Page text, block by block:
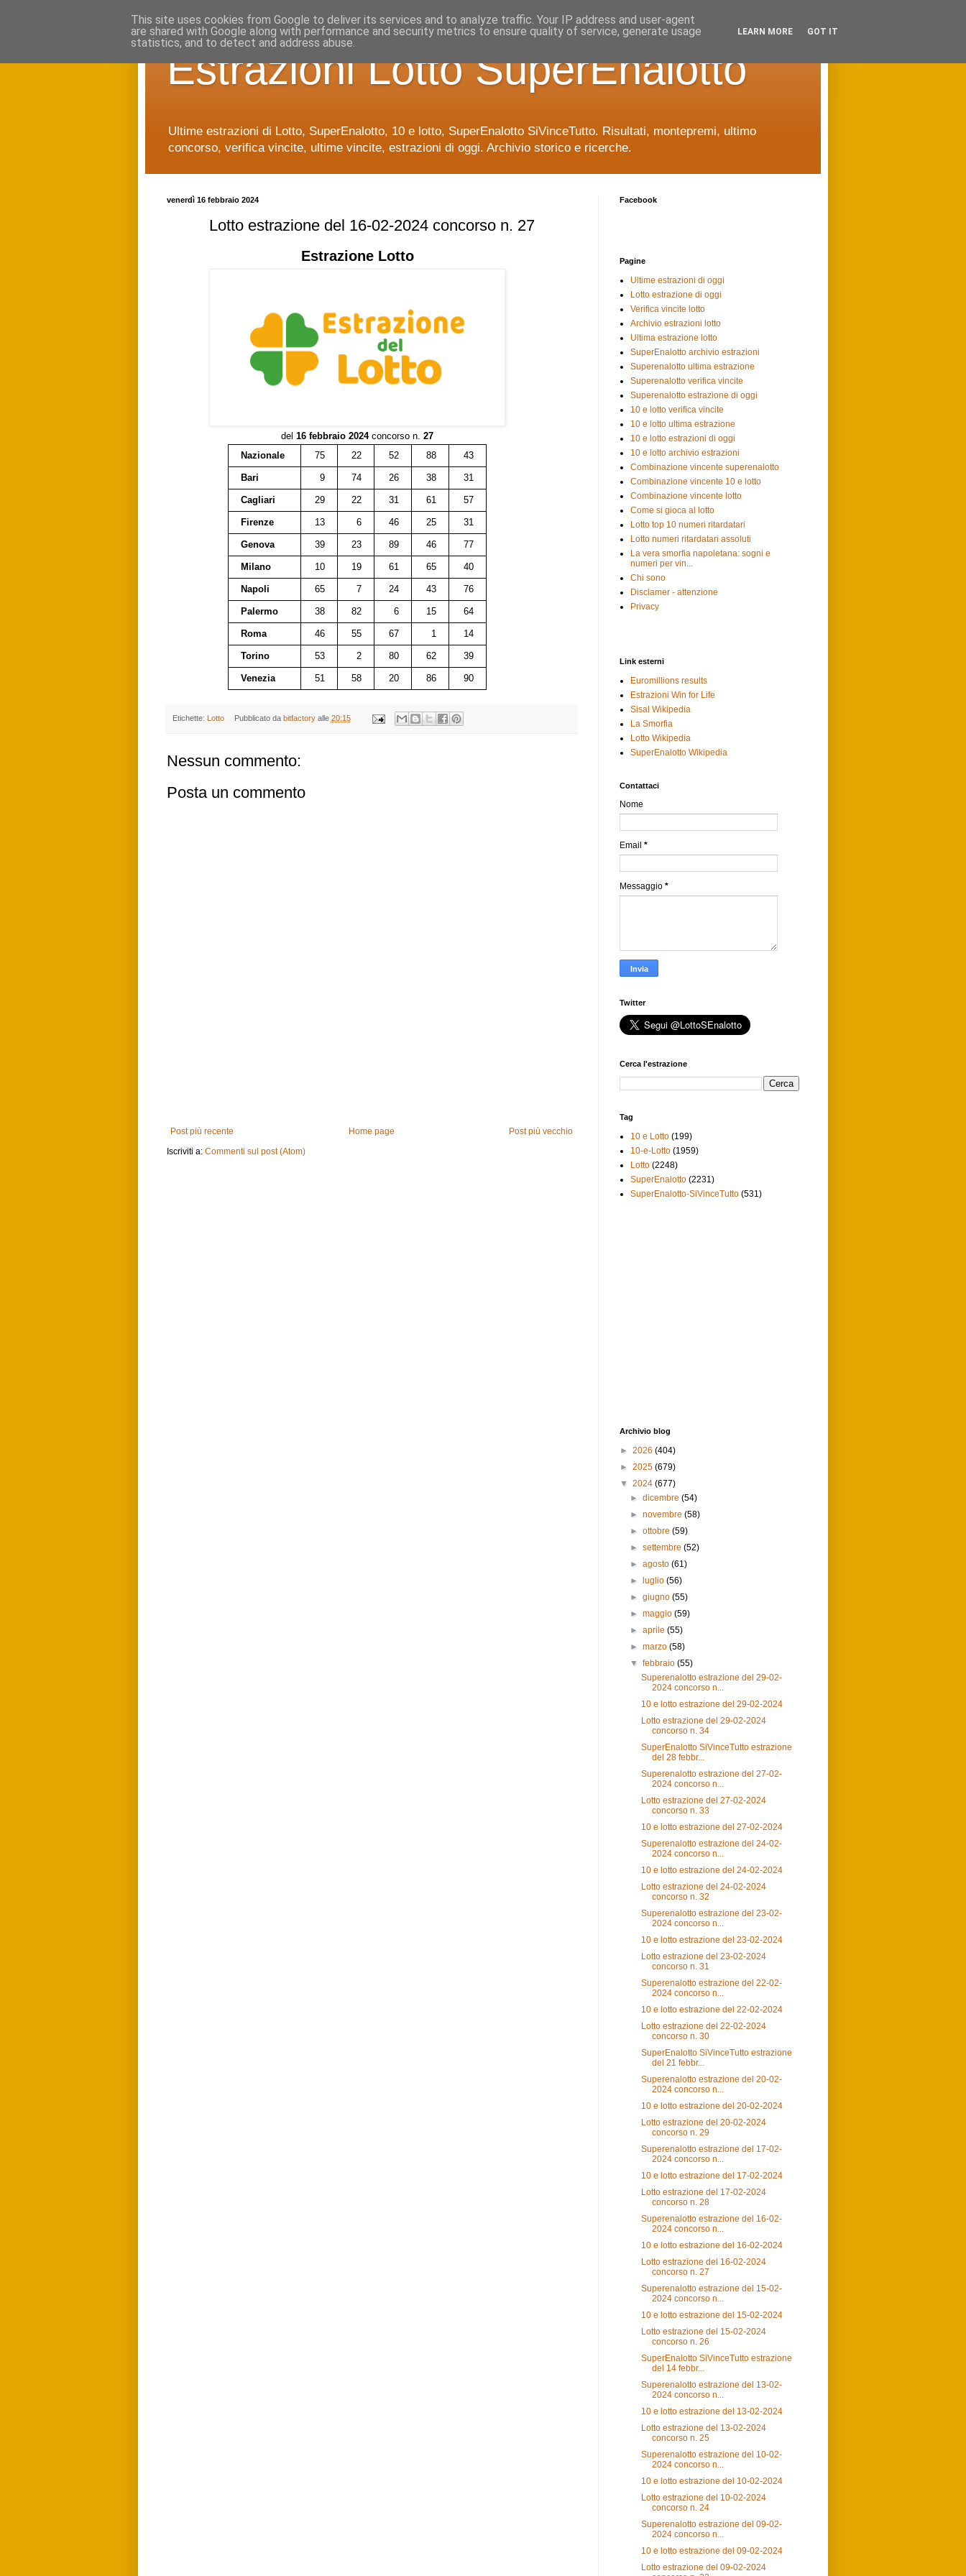
Estrazioni Lotto SuperEnalotto
Ultime estrazioni di Lotto, SuperEnalotto, 10 e lotto, SuperEnalotto SiVinceTutto. Risultati, montepremi, ultimo
concorso, verifica vincite, ultime vincite, estrazioni di oggi. Archivio storico e ricerche.
venerdì 16 febbraio 2024
Lotto estrazione del 16-02-2024 concorso n. 27
Estrazione Lotto
del 16 febbraio 2024concorso n. 27
Nazionale
75 22 52 88 43
Bari 9 74 26 38 31
Cagliari 29 22 31 61 57
Firenze 13 6 46 25 31
Genova 39 23 89 46 77
Milano 10 19 61 65 40
Napoli 65 7 24 43 76
Palermo 38 82 6 15 64
Roma 46 55 67 1 14
Torino 53 2 80 62 39
Venezia 51 58 20 86 90
Etichette: Lotto Pubblicato da bitfactory alle 20:15
Nessun commento:
Posta un commento
Post più recente Post più vecchio
Home page
Iscriviti a: Commenti sul post (Atom)
Facebook
Pagine
Ultime estrazioni di oggi
Lotto estrazione di oggi
Verifica vincite lotto
Archivio estrazioni lotto
Ultima estrazione lotto
SuperEnalotto archivio estrazioni
Superenalotto ultima estrazione
Superenalotto verifica vincite
Superenalotto estrazione di oggi
10 e lotto verifica vincite
10 e lotto ultima estrazione
10 e lotto estrazioni di oggi
10 e lotto archivio estrazioni
Combinazione vincente superenalotto
Combinazione vincente 10 e lotto
Combinazione vincente lotto
Come si gioca al lotto
Lotto top 10 numeri ritardatari
Lotto numeri ritardatari assoluti
La vera smorfia napoletana: sogni e
numeri per vin...
Chi sono
Disclamer - attenzione
Privacy
Link esterni
Euromillions results
Estrazioni Win for Life
Sisal Wikipedia
La Smorfia
Lotto Wikipedia
SuperEnalotto Wikipedia
Contattaci
Nome
Email *
Messaggio *
Twitter
Cerca l'estrazione
Tag
10 e Lotto (199)
10-e-Lotto (1959)
Lotto (2248)
SuperEnalotto (2231)
SuperEnalotto-SiVinceTutto (531)
Archivio blog
► 2026 (404)
► 2025 (679)
▼ 2024 (677)
►dicembre(54)
►novembre(58)
►ottobre(59)
►settembre(52)
►agosto(61)
►
luglio(56)
►giugno(55)
►maggio(59)
►aprile(55)
►marzo(58)
▼febbraio(55)
Superenalotto estrazione del 29-02-
2024 concorso n...
10 e lotto estrazione del 29-02-2024
Lotto estrazione del 29-02-2024
concorso n. 34
SuperEnalotto SiVinceTutto estrazione
del 28 febbr...
Superenalotto estrazione del 27-02-
2024 concorso n...
Lotto estrazione del 27-02-2024
concorso n. 33
10 e lotto estrazione del 27-02-2024
Superenalotto estrazione del 24-02-
2024 concorso n...
10 e lotto estrazione del 24-02-2024
Lotto estrazione del 24-02-2024
concorso n. 32
Superenalotto estrazione del 23-02-
2024 concorso n...
10 e lotto estrazione del 23-02-2024
Lotto estrazione del 23-02-2024
concorso n. 31
Superenalotto estrazione del 22-02-
2024 concorso n...
10 e lotto estrazione del 22-02-2024
Lotto estrazione del 22-02-2024
concorso n. 30
SuperEnalotto SiVinceTutto estrazione
del 21 febbr...
Superenalotto estrazione del 20-02-
2024 concorso n...
10 e lotto estrazione del 20-02-2024
Lotto estrazione del 20-02-2024
concorso n. 29
Superenalotto estrazione del 17-02-
2024 concorso n...
10 e lotto estrazione del 17-02-2024
Lotto estrazione del 17-02-2024
concorso n. 28
Superenalotto estrazione del 16-02-
2024 concorso n...
10 e lotto estrazione del 16-02-2024
Lotto estrazione del 16-02-2024
concorso n. 27
Superenalotto estrazione del 15-02-
2024 concorso n...
10 e lotto estrazione del 15-02-2024
Lotto estrazione del 15-02-2024
concorso n. 26
SuperEnalotto SiVinceTutto estrazione
del 14 febbr...
Superenalotto estrazione del 13-02-
2024 concorso n...
10 e lotto estrazione del 13-02-2024
Lotto estrazione del 13-02-2024
concorso n. 25
Superenalotto estrazione del 10-02-
2024 concorso n...
10 e lotto estrazione del 10-02-2024
Lotto estrazione del 10-02-2024
concorso n. 24
Superenalotto estrazione del 09-02-
2024 concorso n...
10 e lotto estrazione del 09-02-2024
Lotto estrazione del 09-02-2024
This site uses cookies from Google to deliver its services and to analyze traffic. Your IP address and user-agent
are shared with Google along with performance and security metrics to ensure quality of service, generate usage
statistics, and to detect and address abuse.
LEARN MORE GOT IT